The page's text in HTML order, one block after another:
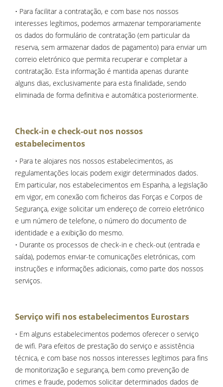
• Para facilitar a contratação, e com base nos nossos
interesses legítimos, podemos armazenar temporariamente
os dados do formulário de contratação (em particular da
reserva, sem armazenar dados de pagamento) para enviar um
correio eletrónico que permita recuperar e completar a
contratação. Esta informação é mantida apenas durante
alguns dias, exclusivamente para esta finalidade, sendo
eliminada de forma definitiva e automática posteriormente.
Check-in e check-out nos nossos
estabelecimentos
• Para te alojares nos nossos estabelecimentos, as
regulamentações locais podem exigir determinados dados.
Em particular, nos estabelecimentos em Espanha, a legislação
em vigor, em conexão com ficheiros das Forças e Corpos de
Segurança, exige solicitar um endereço de correio eletrónico
e um número de telefone, o número do documento de
identidade e a exibição do mesmo.
• Durante os processos de check-in e check-out (entrada e
saída), podemos enviar-te comunicações eletrónicas, com
instruções e informações adicionais, como parte dos nossos
serviços.
Serviço wifi nos estabelecimentos Eurostars
• Em alguns estabelecimentos podemos oferecer o serviço
de wifi. Para efeitos de prestação do serviço e assistência
técnica, e com base nos nossos interesses legítimos para fins
de monitorização e segurança, bem como prevenção de
crimes e fraude, podemos solicitar determinados dados de